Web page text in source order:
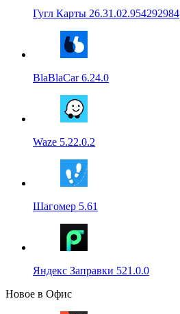
Гугл Карты 26.31.02.954292984
BlaBlaCar 6.24.0
Waze 5.22.0.2
Шагомер 5.61
Яндекс Заправки 521.0.0
Новое в Офис